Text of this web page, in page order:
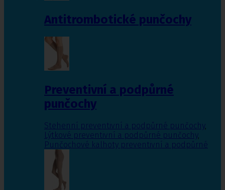
Antitrombotické punčochy
Preventivní a podpůrné
punčochy
Stehenní preventivní a podpůrné punčochy,
Lýtkové preventivní a podpůrné punčochy,
Punčochové kalhoty preventivní a podpůrné